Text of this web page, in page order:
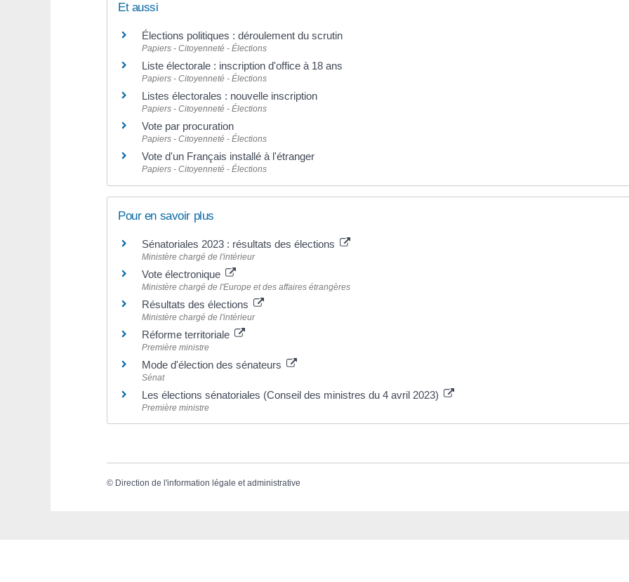
Et aussi
Élections politiques : déroulement du scrutin
Papiers - Citoyenneté - Élections
Liste électorale : inscription d'office à 18 ans
Papiers - Citoyenneté - Élections
Listes électorales : nouvelle inscription
Papiers - Citoyenneté - Élections
Vote par procuration
Papiers - Citoyenneté - Élections
Vote d'un Français installé à l'étranger
Papiers - Citoyenneté - Élections
Pour en savoir plus
Sénatoriales 2023 : résultats des élections
Ministère chargé de l'intérieur
Vote électronique
Ministère chargé de l'Europe et des affaires étrangères
Résultats des élections
Ministère chargé de l'intérieur
Réforme territoriale
Première ministre
Mode d'élection des sénateurs
Sénat
Les élections sénatoriales (Conseil des ministres du 4 avril 2023)
Première ministre
© Direction de l'information légale et administrative